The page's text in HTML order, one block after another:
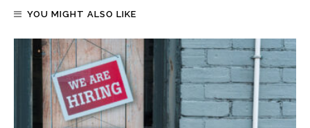
YOU MIGHT ALSO LIKE